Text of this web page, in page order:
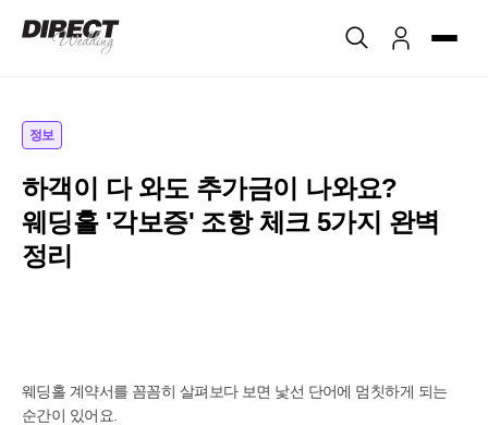
정보
하객이 다 와도 추가금이 나와요?
웨딩홀 '각보증' 조항 체크 5가지 완벽
정리
웨딩홀 계약서를 꼼꼼히 살펴보다 보면 낯선 단어에 멈칫하게 되는
순간이 있어요.